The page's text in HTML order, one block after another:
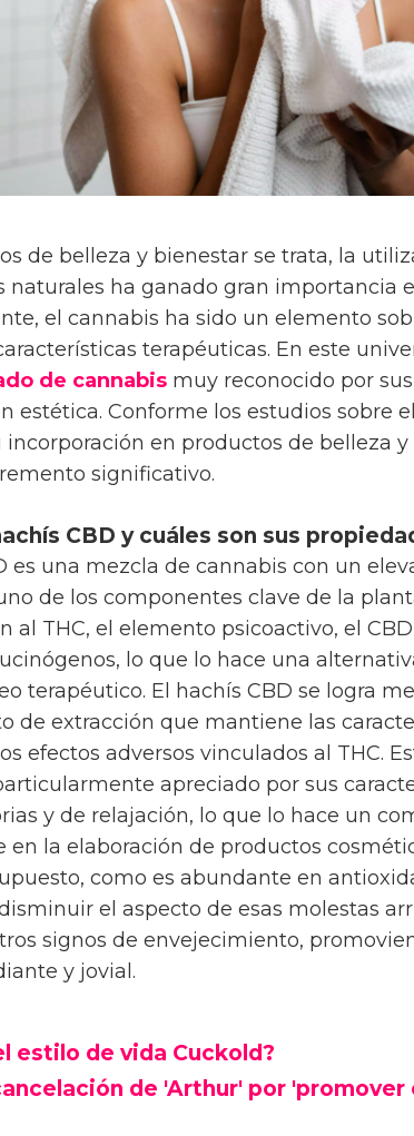
de belleza y bienestar se trata, la
naturales ha ganado gran importancia
el cannabis ha sido un elemento
terapéuticas. En este
de cannabis muy reconocido por
estética. Conforme los estudios sobre
incorporación en productos de belleza
significativo.
CBD y cuáles son sus
es una mezcla de cannabis con un
de los componentes clave de la
al THC, el elemento psicoactivo, el
lo que lo hace una
terapéutico. El hachís CBD se logra
de extracción que mantiene las
efectos adversos vinculados al THC.
apreciado por sus
y de relajación, lo que lo hace un
en la elaboración de productos
como es abundante en
el aspecto de esas molestas
signos de envejecimiento,
y jovial.
estilo de vida Cuckold?
de 'Arthur' por